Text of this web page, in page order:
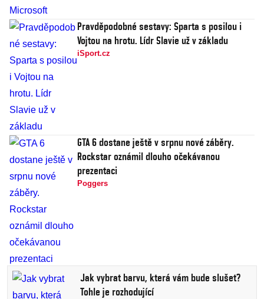
Pravděpodobné sestavy: Sparta s posilou i
Vojtou na hrotu. Lídr Slavie už v základu
iSport.cz
GTA 6 dostane ještě v srpnu nové záběry.
Rockstar oznámil dlouho očekávanou
prezentaci
Poggers
Jak vybrat barvu, která vám bude slušet?
Tohle je rozhodující